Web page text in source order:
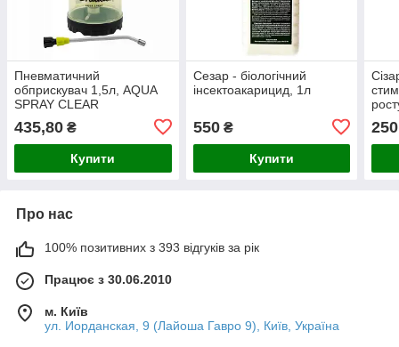
Пневматичний
обприскувач 1,5л, AQUA
SPRAY CLEAR
435,80 ₴
Купити
Сезар - біологічний
інсектоакарицид, 1л
550₴
Купити
250
Про нас
100% позитивних з 393 відгуків за рік
Працює з 30.06.2010
м. Київ
ул. Иорданская, 9 (Лайоша Гавро 9), Київ, Україна